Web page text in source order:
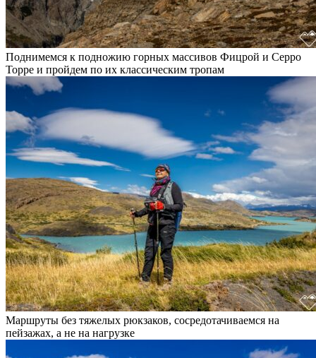
Поднимемся к подножию горных массивов Фицрой и Серро
Торре и пройдем по их классическим тропам
Маршруты без тяжелых рюкзаков, сосредотачиваемся на
пейзажах, а не на нагрузке